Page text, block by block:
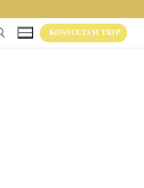
KONSULTASI TRIP